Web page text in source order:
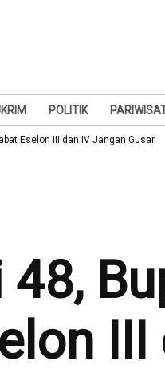
POLITIK
Eselon III dan IV Jangan Gusar
48,